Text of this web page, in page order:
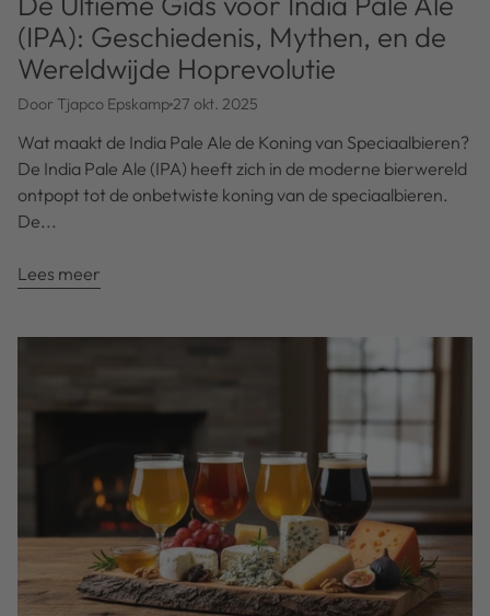
(IPA): Geschiedenis, Mythen, en de
Wereldwijde Hoprevolutie
Door Tjapco Epskamp27 okt. 2025
Wat maakt de India Pale Ale de Koning van Speciaalbieren?
De India Pale Ale (IPA) heeft zich in de moderne bierwereld
ontpopt tot de onbetwiste koning van de speciaalbieren.
De...
Lees meer